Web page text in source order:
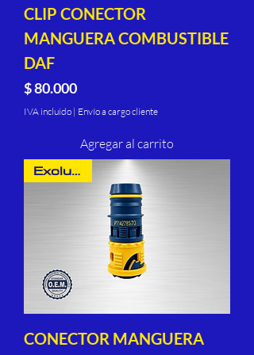
CLIP CONECTOR
MANGUERA COMBUSTIBLE
DAF
Precio
$ 80.000
IVA incluido | Envío a cargo cliente
Agregar al carrito
Exclusivo
CONECTOR MANGUERA